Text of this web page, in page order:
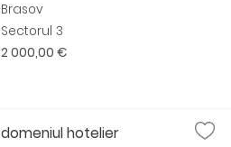
Brasov
Sectorul 3
2 000,00 €
domeniul hotelier